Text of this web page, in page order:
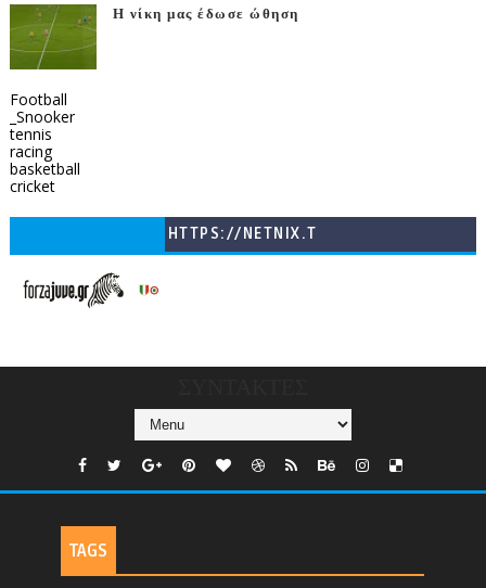
Η νίκη μας έδωσε ώθηση
Football
_Snooker
tennis
racing
basketball
cricket
HTTPS://NETNIX.T
TAGS